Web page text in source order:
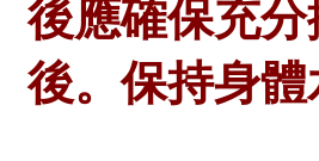
後應確保充
後。保持身